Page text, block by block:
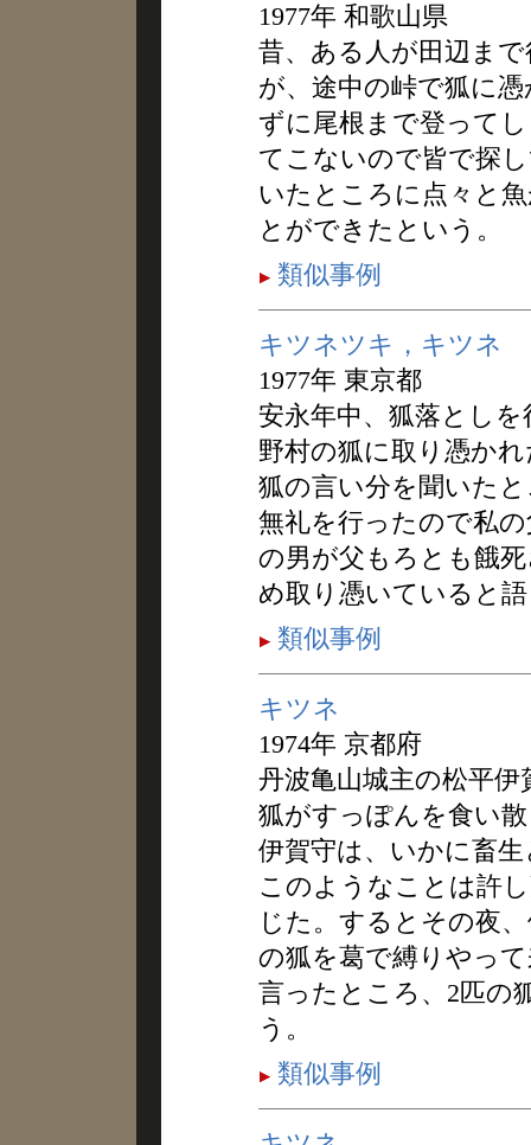
1977年 和歌山県
昔、ある人が田辺ま
が、途中の峠で狐に
ずに尾根まで登って
てこないので皆で探
いたところに点々と
とができたという。
類似事例
キツネツキ，キツネ
1977年 東京都
安永年中、狐落とし
野村の狐に取り憑か
狐の言い分を聞いた
無礼を行ったので私
の男が父もろとも餓
め取り憑いていると
類似事例
キツネ
1974年 京都府
丹波亀山城主の松平
狐がすっぽんを食い
伊賀守は、いかに畜
このようなことは許
じた。するとその夜
の狐を葛で縛りやっ
言ったところ、2匹の
う。
類似事例